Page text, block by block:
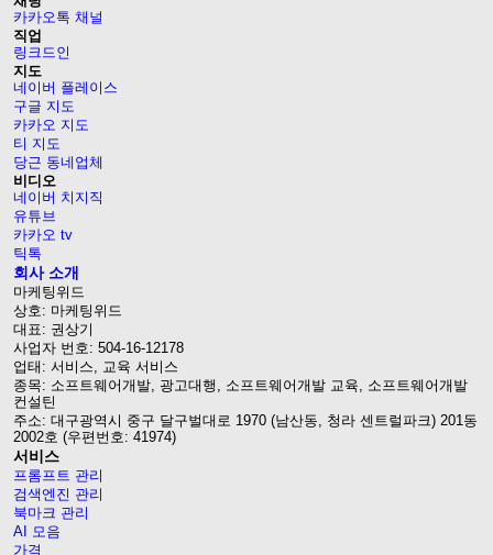
카카오톡 채널
직업
링크드인
지도
네이버 플레이스
구글 지도
카카오 지도
티 지도
당근 동네업체
비디오
네이버 치지직
유튜브
카카오 tv
틱톡
회사 소개
마케팅위드
상호: 마케팅위드
대표: 권상기
사업자 번호: 504-16-12178
업태: 서비스, 교육 서비스
종목: 소프트웨어개발, 광고대행, 소프트웨어개발 교육, 소프트웨어개발
컨설틴
주소: 대구광역시 중구 달구벌대로 1970 (남산동, 청라 센트럴파크) 201동
2002호 (우편번호: 41974)
서비스
프롬프트 관리
검색엔진 관리
북마크 관리
AI 모음
가격